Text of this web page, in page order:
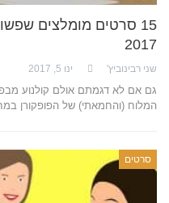
15 סרטים מומלצים
2017
שני רבינוביץ' ינו 5, 2017
גם אם לא דגמתם אולם קולנוע
המלוח (והחמאתי) של הפופקורן
סרטים